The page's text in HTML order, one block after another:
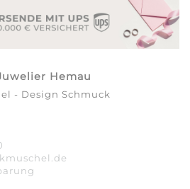
Hemau
- Design Schmuck